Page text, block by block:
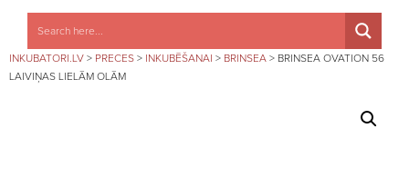
INKUBATORI.LV > PRECES > INKUBĒŠANAI > BRINSEA > BRINSEA OVATION 56
LAIVIŅAS LIELĀM OLĀM